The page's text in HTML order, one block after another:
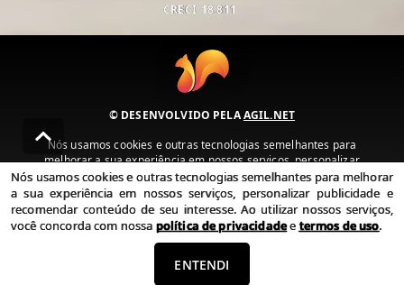
CRECI 18.811
© DESENVOLVIDO PELAAGIL.NET
Nós usamos cookies e outras tecnologias semelhantes para
melhorar a sua experiência em nossos serviços, personalizar
publicidade e recomendar conteúdo de seu interesse. Ao utilizar
nossos serviços, você concorda com nossa política de privacidade e
termos de uso.
Política de Privacidade Termos de uso
Nós usamos cookies e outras tecnologias semelhantes para melhorar
a sua experiência em nossos serviços, personalizar publicidade e
recomendar conteúdo de seu interesse. Ao utilizar nossos serviços,
você concorda com nossa política de privacidadeetermos de uso.
ENTENDI